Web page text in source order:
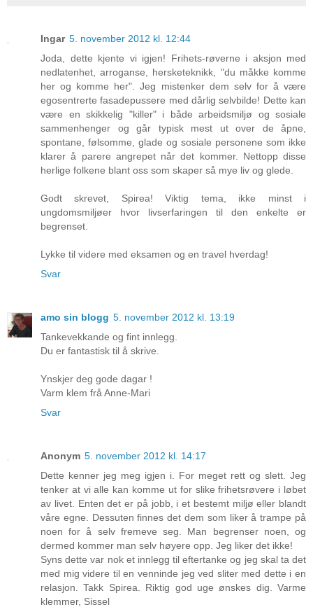
Ingar 5. november 2012 kl. 12:44
Joda, dette kjente vi igjen! Frihets-røverne i aksjon med
nedlatenhet, arroganse, hersketeknikk, "du måkke komme
her og komme her". Jeg mistenker dem selv for å være
egosentrerte fasadepussere med dårlig selvbilde! Dette kan
være en skikkelig "killer" i både arbeidsmiljø og sosiale
sammenhenger og går typisk mest ut over de åpne,
spontane, følsomme, glade og sosiale personene som ikke
klarer å parere angrepet når det kommer. Nettopp disse
herlige folkene blant oss som skaper så mye liv og glede.
Godt skrevet, Spirea! Viktig tema, ikke minst i
ungdomsmiljøer hvor livserfaringen til den enkelte er
begrenset.
Lykke til videre med eksamen og en travel hverdag!
Svar
amo sin blogg 5. november 2012 kl. 13:19
Tankevekkande og fint innlegg.
Du er fantastisk til å skrive.
Ynskjer deg gode dagar !
Varm klem frå Anne-Mari
Svar
Anonym 5. november 2012 kl. 14:17
Dette kenner jeg meg igjen i. For meget rett og slett. Jeg
tenker at vi alle kan komme ut for slike frihetsrøvere i løbet
av livet. Enten det er på jobb, i et bestemt miljø eller blandt
våre egne. Dessuten finnes det dem som liker å trampe på
noen for å selv fremeve seg. Man begrenser noen, og
dermed kommer man selv høyere opp. Jeg liker det ikke!
Syns dette var nok et innlegg til eftertanke og jeg skal ta det
med mig videre til en venninde jeg ved sliter med dette i en
relasjon. Takk Spirea. Riktig god uge ønskes dig. Varme
klemmer, Sissel